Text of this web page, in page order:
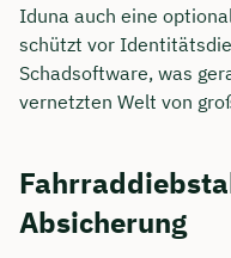
Iduna auch eine
schützt vor
Schadsoftware, was
vernetzten Welt von
Absicherung